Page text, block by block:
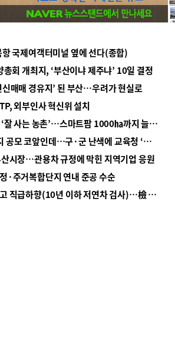
국제여객터미널 옆에 선다(종합)
회 개최지, ‘부산이냐 제주냐’ 10일 결정
매매 경유지’ 된 부산…우려가 현실로
외부인사 혁신위 설치
■ 경남 농정 비전 ‘잘 사는 농촌’…스마트팜 1000㏊까지 늘린다
■ 교육혁신선도지 공모 코앞인데…구·군 난색에 교육청 ‘쩔쩔’
시장…관용차 규정에 막힌 지역기업 응원
·주거복합단지 연내 준공 수순
■ 검사 신분 버리고 직급하향(10년 이하 저연차 검사)…檢 중수청행 기피